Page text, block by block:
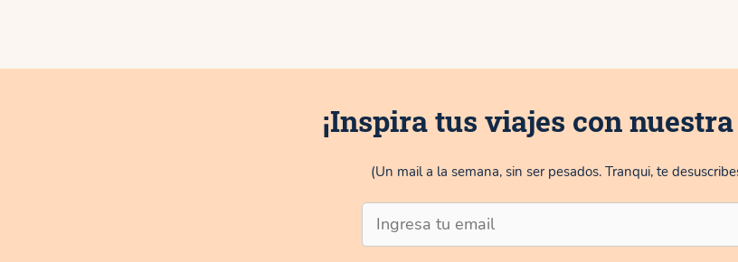
¡Inspira tus viajes con
(Un mail a la semana, sin ser pesados. Tranqui, te